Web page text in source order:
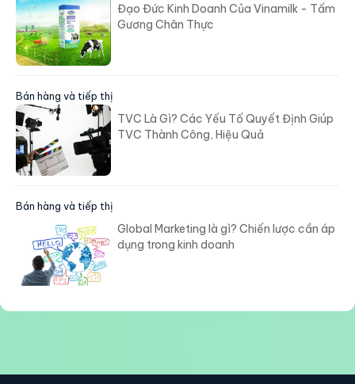
Đạo Đức Kinh Doanh Của Vinamilk - Tấm
Gương Chân Thực
Bán hàng và tiếp thị
TVC Là Gì? Các Yếu Tố Quyết Định Giúp
TVC Thành Công, Hiệu Quả
Bán hàng và tiếp thị
Global Marketing là gì? Chiến lược cần áp
dụng trong kinh doanh